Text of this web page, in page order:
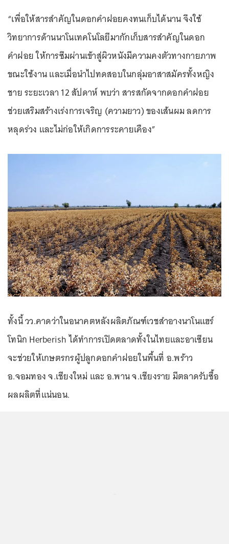
“เพื่อให้สารสำคัญในดอกคำฝอยคงทนเก็บได้นาน จึงใช้
วิทยาการด้านนาโนเทคโนโลยีมากักเก็บสารสำคัญในดอก
คำฝอย ให้การซึมผ่านเข้าสู่ผิวหนังมีความคงตัวทางกายภาพ
ขณะใช้งาน และเมื่อนำไปทดสอบในกลุ่มอาสาสมัครทั้งหญิง
ชาย ระยะเวลา 12 สัปดาห์ พบว่า สารสกัดจากดอกคำฝอย
ช่วยเสริมสร้างเร่งการเจริญ (ความยาว) ของเส้นผม ลดการ
หลุดร่วง และไม่ก่อให้เกิดการระคายเคือง”
ทั้งนี้ วว.คาดว่าในอนาคตหลังผลิตภัณฑ์เวชสำอางนาโนแฮร์
โทนิก Herberish ได้ทำการเปิดตลาดทั้งในไทยและอาเซียน
จะช่วยให้เกษตรกรผู้ปลูกดอกคำฝอยในพื้นที่ อ.พร้าว
อ.จอมทอง จ.เชียงใหม่ และ อ.พาน จ.เชียงราย มีตลาดรับซื้อ
ผลผลิตที่แน่นอน.